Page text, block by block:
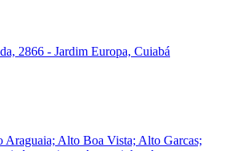
2866 - Jardim Europa, Cuiabá
Alto Boa Vista; Alto Garcas;